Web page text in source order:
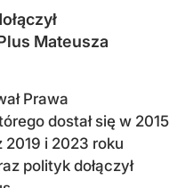
Mateusza
Prawa
dostał się w 2015
2019 i 2023 roku
polityk dołączył